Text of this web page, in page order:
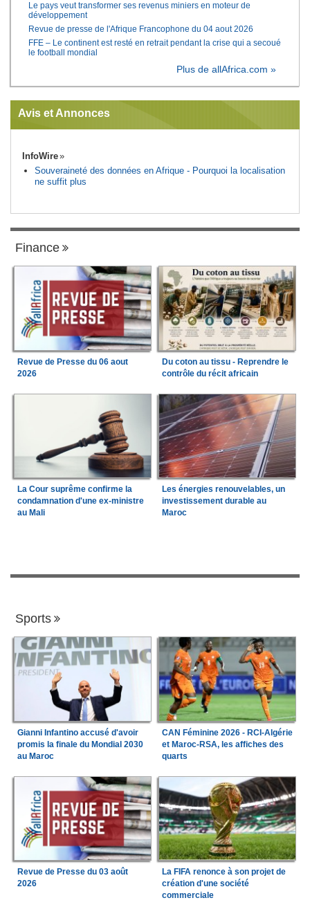
Le pays veut transformer ses revenus miniers en moteur de
développement
Revue de presse de l'Afrique Francophone du 04 aout 2026
FFE – Le continent est resté en retrait pendant la crise qui a secoué
le football mondial
Plus de allAfrica.com »
Avis et Annonces
InfoWire
Souveraineté des données en Afrique - Pourquoi la localisation
ne suffit plus
Finance
Revue de Presse du 06 aout
2026
Du coton au tissu - Reprendre le
contrôle du récit africain
La Cour suprême confirme la
condamnation d'une ex-ministre
au Mali
Les énergies renouvelables, un
investissement durable au
Maroc
Sports
Gianni Infantino accusé d'avoir
promis la finale du Mondial 2030
au Maroc
CAN Féminine 2026 - RCI-Algérie
et Maroc-RSA, les affiches des
quarts
Revue de Presse du 03 août
2026
La FIFA renonce à son projet de
création d'une société
commerciale